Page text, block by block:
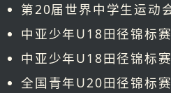
第20届世界中学生运动
中亚少年U18田径锦标
中亚少年U18田径锦标
全国青年U20田径锦标